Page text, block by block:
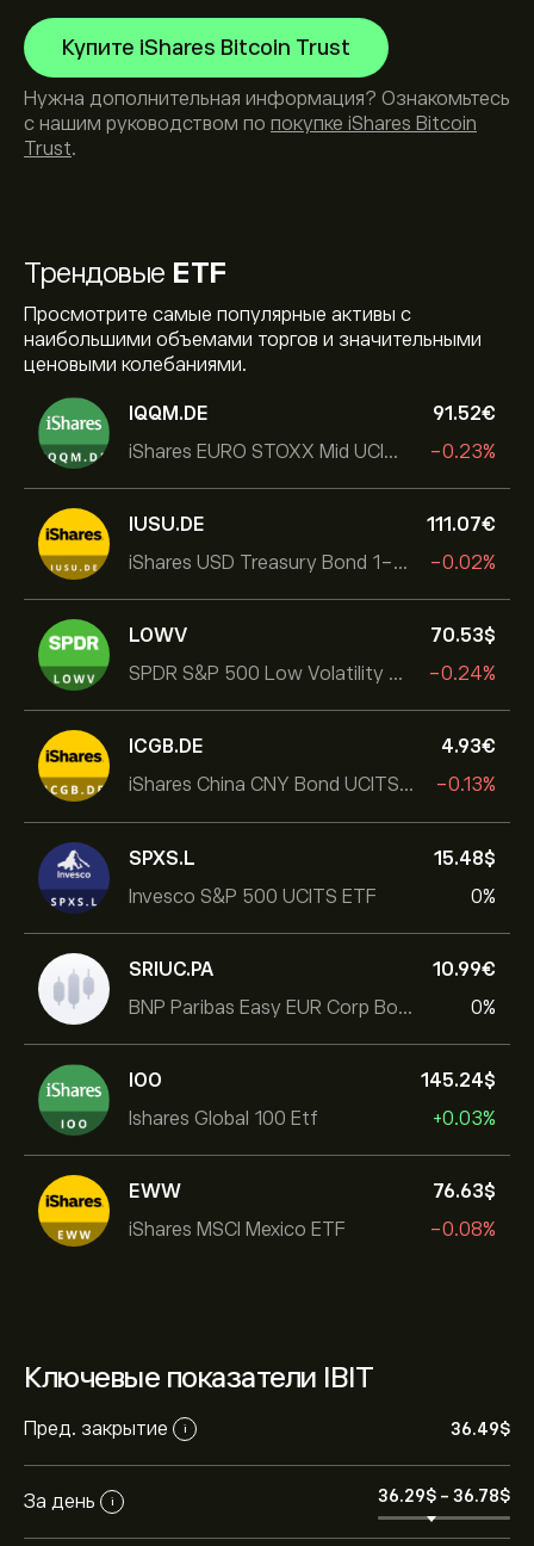
Трендовые ETF
Просмотрите самые популярные активы с
наибольшими объемами торгов и значительными
ценовыми колебаниями.
IQQM.DE
iShares EURO STOXX Mid UCITS ETF
91.52‎€‎
-0.23%
IUSU.DE
iShares USD Treasury Bond 1-3yr UCITS ETF
111.07‎€‎
-0.02%
LOWV
SPDR S&P 500 Low Volatility UCITS ETF
70.53‎$‎
-0.24%
ICGB.DE
iShares China CNY Bond UCITS ETF
4.93‎€‎
-0.13%
SPXS.L
Invesco S&P 500 UCITS ETF
15.48‎$‎
0%
SRIUC.PA
BNP Paribas Easy EUR Corp Bond SRI Fossil Free Ult
10.99‎€‎
0%
IOO
Ishares Global 100 Etf
145.24‎$‎
+0.03%
EWW
iShares MSCI Mexico ETF
76.63‎$‎
-0.08%
Ключевые показатели IBIT
Пред. закрытие i 36.49‎$‎
За день i 36.29‎$‎ - 36.78‎$‎
Купите iShares Bitcoin Trust
Нужна дополнительная информация? Ознакомьтесь
с нашим руководством по покупке iShares Bitcoin
Trust.